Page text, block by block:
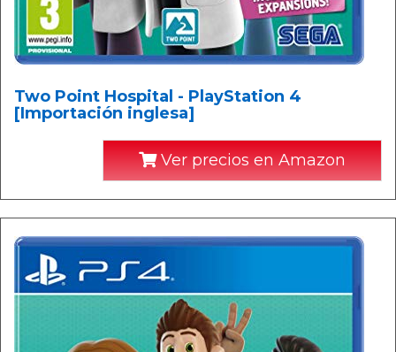
Two Point Hospital - PlayStation 4
[Importación inglesa]
Ver precios en Amazon